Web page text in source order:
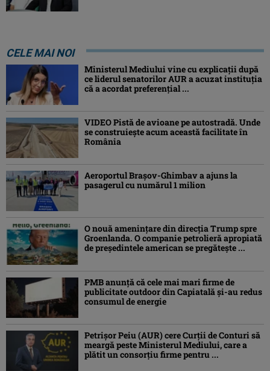
CELE MAI NOI
Ministerul Mediului vine cu explicații după
ce liderul senatorilor AUR a acuzat instituția
că a acordat preferențial ...
VIDEO Pistă de avioane pe autostradă. Unde
se construiește acum această facilitate în
România
Aeroportul Brașov-Ghimbav a ajuns la
pasagerul cu numărul 1 milion
O nouă amenințare din direcția Trump spre
Groenlanda. O companie petrolieră apropiată
de președintele american se pregătește ...
PMB anunță că cele mai mari firme de
publicitate outdoor din Capiatală și-au redus
consumul de energie
Petrişor Peiu (AUR) cere Curții de Conturi să
meargă peste Ministerul Mediului, care a
plătit un consorţiu firme pentru ...